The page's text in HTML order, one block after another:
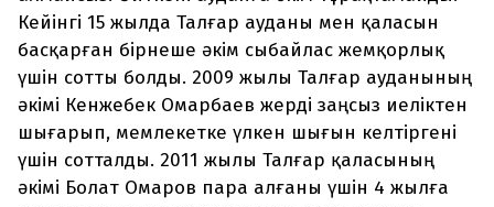
Кейінгі 15 жылда Талғар ауданы мен қаласын
басқарған бірнеше әкім сыбайлас жемқорлық
үшін сотты болды. 2009 жылы Талғар ауданының
әкімі Кенжебек Омарбаев жерді заңсыз иеліктен
шығарып, мемлекетке үлкен шығын келтіргені
үшін сотталды. 2011 жылы Талғар қаласының
әкімі Болат Омаров пара алғаны үшін 4 жылға